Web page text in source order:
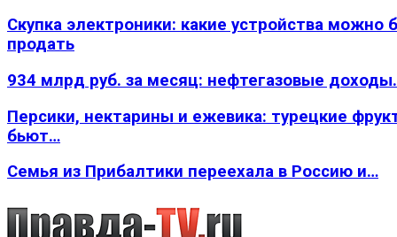
Скупка электроники: какие устройства можно
продать
934 млрд руб. за месяц: нефтегазовые
Персики, нектарины и ежевика: турецкие
бьют…
Семья из Прибалтики переехала в Россию и…